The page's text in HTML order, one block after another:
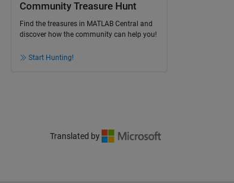
Community Treasure Hunt
Find the treasures in MATLAB Central and
discover how the community can help you!
Start Hunting!
Translated by